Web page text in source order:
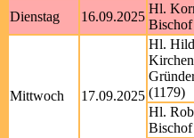
Dienstag
16.09.2025
Hl.
Mittwoch 17.09.2025
Hl.
(1179)
Hl.